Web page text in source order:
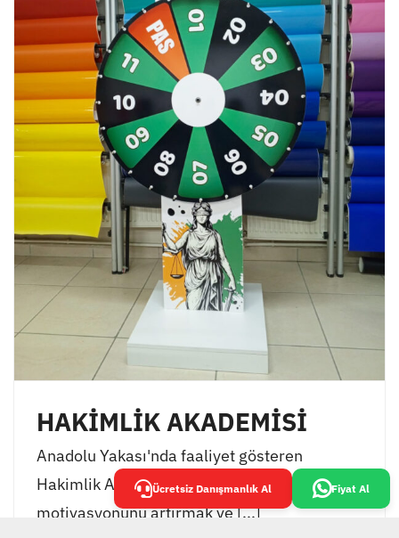
HAKİMLİK AKADEMİSİ
Anadolu Yakası'nda faaliyet gösteren
Hakimlik Akademisi, öğrencilerinin
motivasyonunu artırmak ve [...]
Ücretsiz Danışmanlık Al Fiyat Al